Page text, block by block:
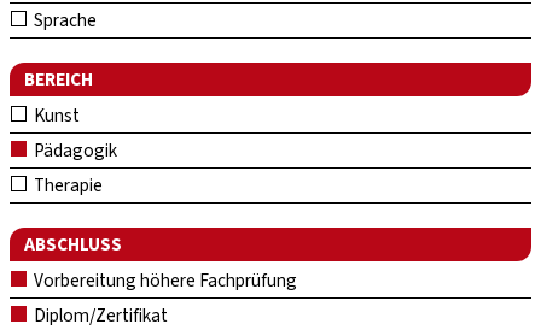
Sprache
BEREICH
Kunst
Pädagogik
Therapie
ABSCHLUSS
Vorbereitung höhere Fachprüfung
Diplom/Zertifikat